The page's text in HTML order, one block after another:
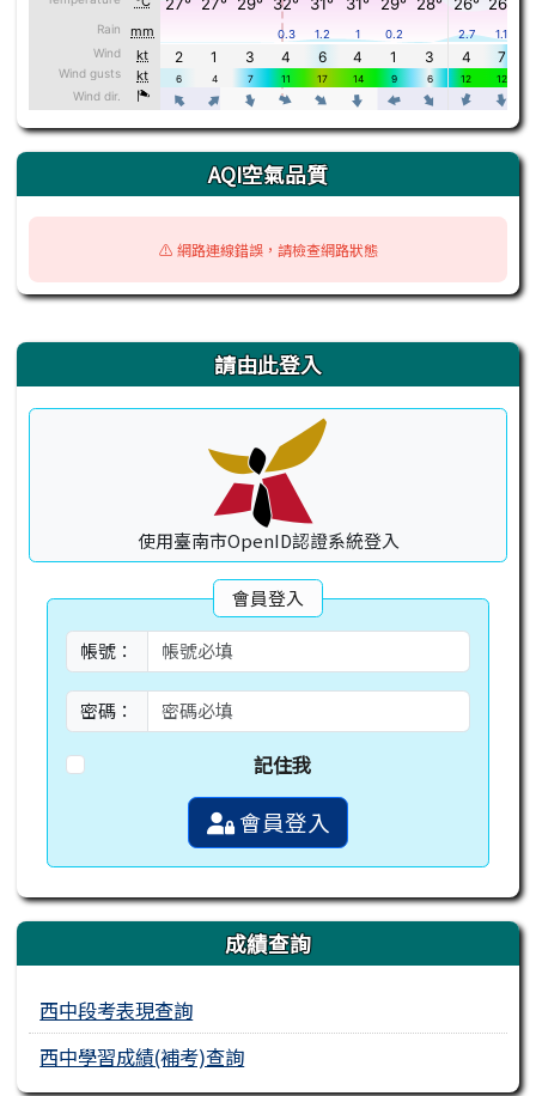
AQI空氣品質
⚠️ 網路連線錯誤，請檢查網路狀態
右邊區域內容 請由此登入
使用臺南市OpenID認證系統登入
會員登入
帳號：
密碼：
記住我
會員登入
成績查詢
西中段考表現查詢
西中學習成績(補考)查詢